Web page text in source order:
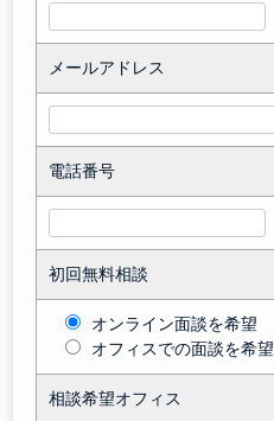
メールアドレス
電話番号
初回無料相談
オンライン面談を希望
オフィスでの面談を希望
相談希望オフィス